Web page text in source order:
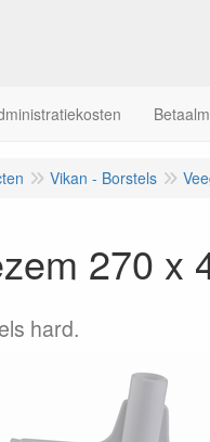
Vikan - Borstels
270 x
hard.